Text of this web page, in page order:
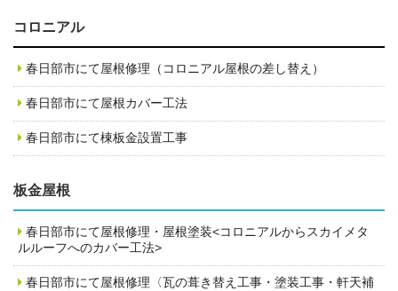
コロニアル
春日部市にて屋根修理（コロニアル屋根の差し替え）
春日部市にて屋根カバー工法
春日部市にて棟板金設置工事
板金屋根
春日部市にて屋根修理・屋根塗装<コロニアルからスカイメタ
ルルーフへのカバー工法>
春日部市にて屋根修理〈瓦の葺き替え工事・塗装工事・軒天補